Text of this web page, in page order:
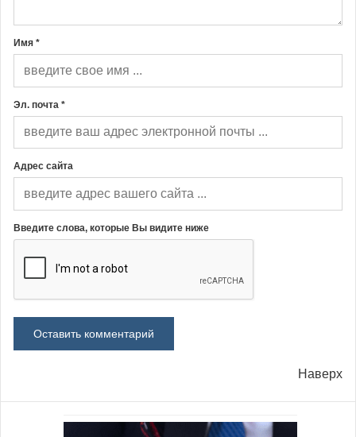
Имя *
Эл. почта *
Адрес сайта
Введите слова, которые Вы видите ниже
Наверх